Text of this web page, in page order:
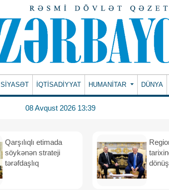
SİYASƏT İQTİSADİYYAT HUMANITAR DÜNYA
08 Avqust 2026 13:39
Qarşılıqlı etimada
söykənən strateji
tərəfdaşlıq